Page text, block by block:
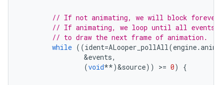
// If not animating, we will block forever
// If animating, we loop until all events
// to draw the next frame of animation.
while ((ident=ALooper_pollAll(engine.
&events,
(void**)&source)) >= 0) {